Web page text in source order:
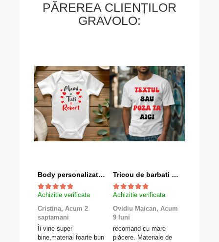
PĂREREA CLIENȚILOR
GRAVOLO:
Body personalizat "Mami+Tati=Robert"
Achizitie verificata
Cristina, Acum 2
saptamani
Îi vine super
bine,material foarte bun
Tricou de barbati personalizat cu textul tau
Achizitie verificata
Ovidiu Maican, Acum
9 luni
recomand cu mare
plăcere. Materiale de